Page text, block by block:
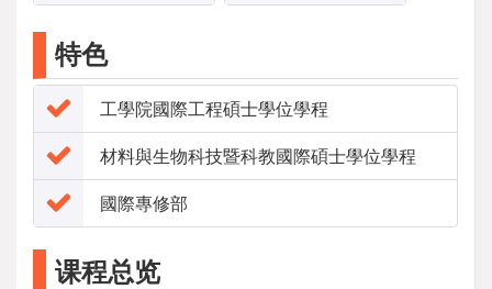
特色
工學院國際工程碩士學位學程
材料與生物科技暨科教國際碩士學位學程
國際專修部
课程总览